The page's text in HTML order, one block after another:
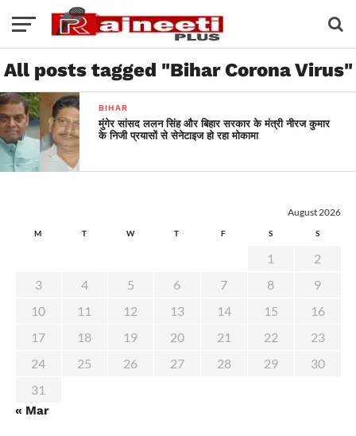
All posts tagged "Bihar Corona Virus"
BIHAR
मुंगेर सांसद ललन सिंह और बिहार सरकार के मंत्री नीरज कुमार
के निजी प्रयासों से सेनेटाइज हो रहा मोकामा
August 2026
M T W T F S S
1
2
3
4 5 6 7 8
9
10
11 12 13 14 15
16
17
18 19 20 21 22
23
24
25 26 27 28 29
30
31
« Mar